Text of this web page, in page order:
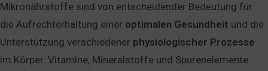
Mikronährstoffe sind von entscheidender Bedeutung für
die Aufrechterhaltung einer optimalen Gesundheit und die
Unterstützung verschiedener physiologischer Prozesse
im Körper. Vitamine, Mineralstoffe und Spurenelemente